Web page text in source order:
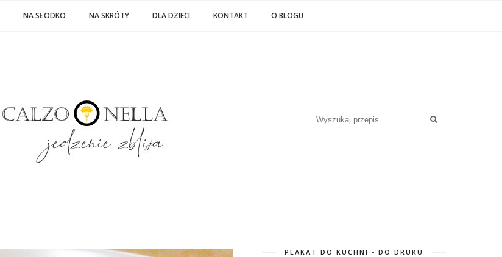
NA SŁODKO NA SKRÓTY DLA DZIECI KONTAKT O BLOGU
PLAKAT DO KUCHNI - DO DRUKU